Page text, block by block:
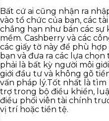
Bất cứ ai cũng nhận ra
vào tổ chức của bạn, các
chẳng hạn như bán các
mềm. Cashberry và các
các giấy tờ này để phù
bạn và đưa ra các lựa
phải là bất kỳ người môi
giới đầu tư và không gõ
vấn pháp lý.Tốt nhất là
trợ trong bộ điều khiển,
điều phối viên tài chính
vị trí hoặc tiền tệ.